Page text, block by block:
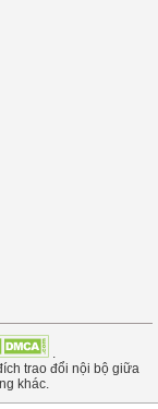
trao đổi nội bộ giữa
khác.